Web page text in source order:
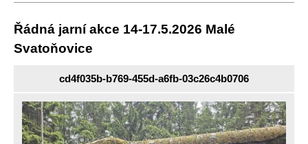
Řádná jarní akce 14-17.5.2026 Malé
Svatoňovice
cd4f035b-b769-455d-a6fb-03c26c4b0706